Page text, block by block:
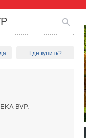
Где купить?
BVP.